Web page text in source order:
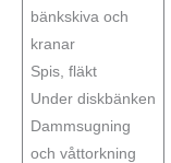
bänkskiva och
kranar
Spis, fläkt
Under diskbänken
Dammsugning
och våttorkning